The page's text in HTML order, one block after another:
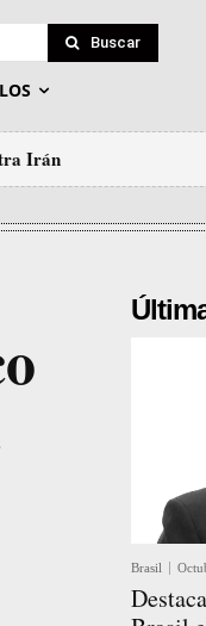
Buscar
Iránsecuestro de Estado
Brasil